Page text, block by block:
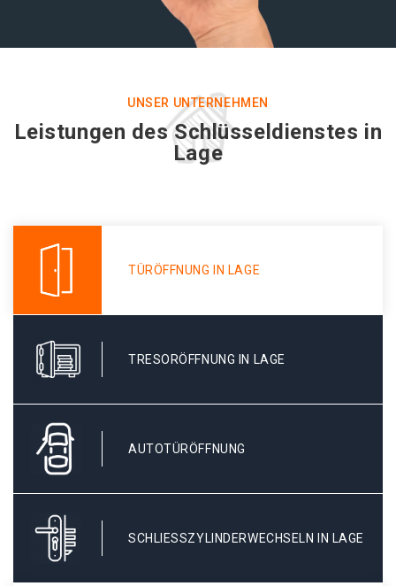
UNSER UNTERNEHMEN
Leistungen des Schlüsseldienstes in
Lage
TÜRÖFFNUNG IN LAGE
TRESORÖFFNUNG IN LAGE
AUTOTÜRÖFFNUNG
SCHLIESSZYLINDERWECHSELN IN LAGE